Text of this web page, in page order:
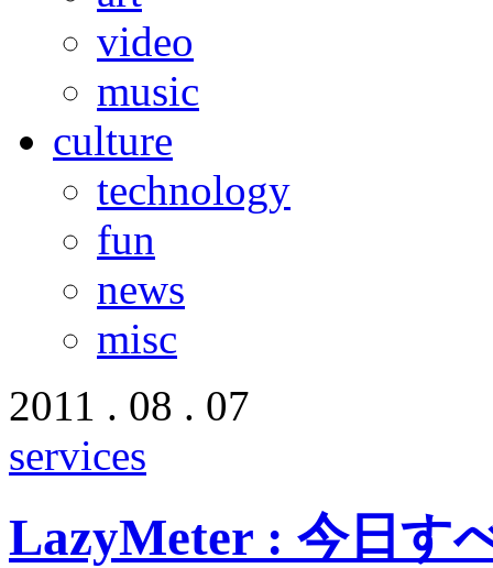
video
music
culture
technology
fun
news
misc
2011 . 08 . 07
services
LazyMeter : 今日す